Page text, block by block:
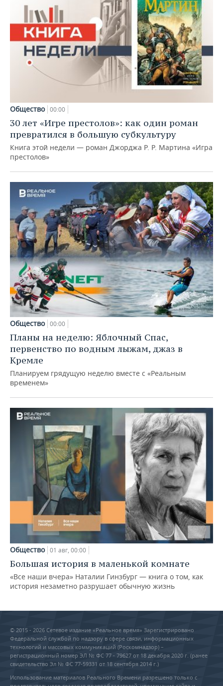
Общество 00:00
30 лет «Игре престолов»: как один роман
превратился в большую субкультуру
Книга этой недели — роман Джорджа Р. Р. Мартина «Игра
престолов»
Общество 00:00
Планы на неделю: Яблочный Спас,
первенство по водным лыжам, джаз в
Кремле
Планируем грядущую неделю вместе с «Реальным
временем»
Общество 01 авг, 00:00
Большая история в маленькой комнате
«Все наши вчера» Наталии Гинзбург — книга о том, как
история незаметно разрушает обычную жизнь
© 2015 - 2026 Сетевое издание «Реальное время» Зарегистрировано
Федеральной службой по надзору в сфере связи, информационных
технологий и массовых коммуникаций (Роскомнадзор) –
регистрационный номер ЭЛ № ФС 77 - 79627 от 18 декабря 2020 г. (ранее
свидетельство Эл № ФС 77-59331 от 18 сентября 2014 г.)
Использование материалов Реального Времени разрешено только с